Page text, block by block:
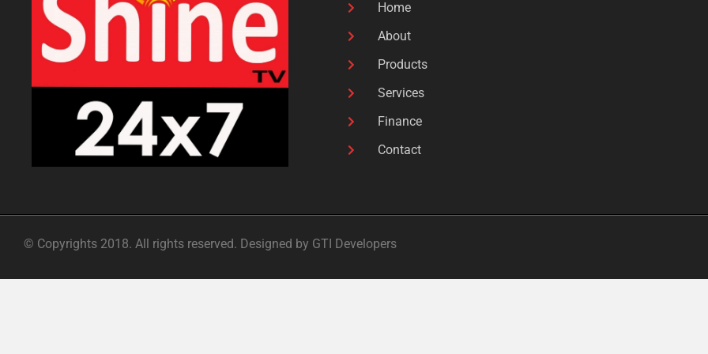
Home
About
Products
Services
Finance
Contact
© Copyrights 2018. All rights reserved. Designed by GTI Developers